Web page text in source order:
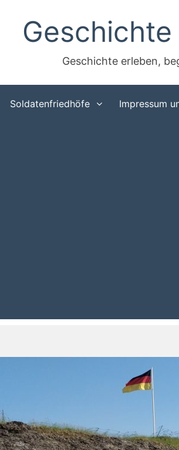
Geschichte erleben,
Soldatenfriedhöfe Impressum